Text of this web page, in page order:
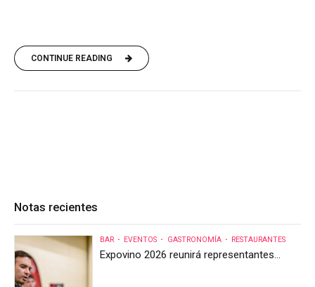
CONTINUE READING
Notas recientes
BAR EVENTOS GASTRONOMÍA RESTAURANTES
Expovino 2026 reunirá representantes